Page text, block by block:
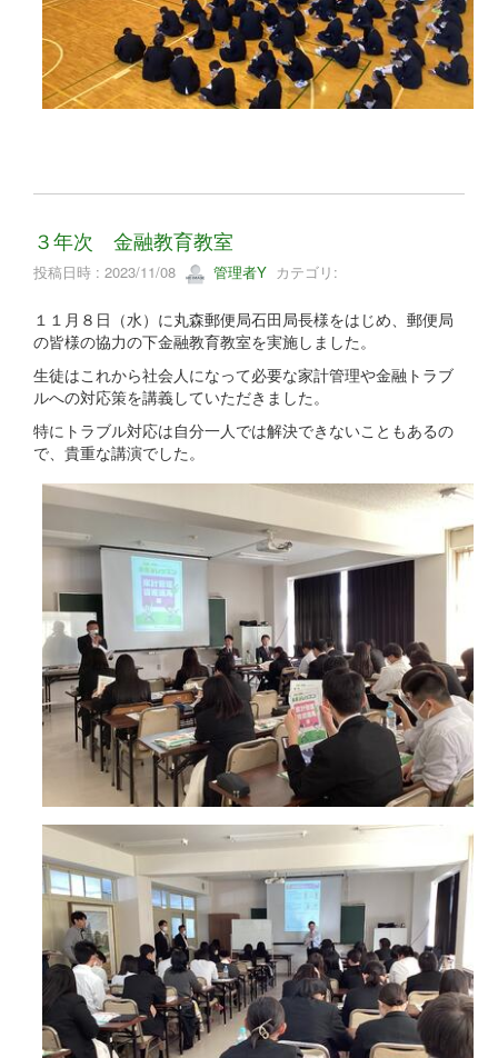
３年次 金融教育教室
投稿日時 : 2023/11/08 管理者Y カテゴリ:
１１月８日（水）に丸森郵便局石田局長様をはじめ、郵便局
の皆様の協力の下金融教育教室を実施しました。
生徒はこれから社会人になって必要な家計管理や金融トラブ
ルへの対応策を講義していただきました。
特にトラブル対応は自分一人では解決できないこともあるの
で、貴重な講演でした。